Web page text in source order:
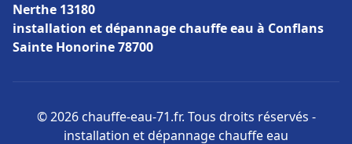
Nerthe 13180
installation et dépannage chauffe eau à Conflans
Sainte Honorine 78700
© 2026 chauffe-eau-71.fr. Tous droits réservés -
installation et dépannage chauffe eau